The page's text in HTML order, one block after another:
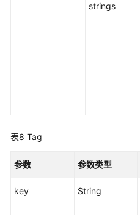
务
级
协
（SLA）
strings
表8 Tag
参数 参数类型
key String